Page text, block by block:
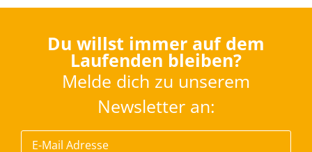
Du willst immer auf dem
Laufenden bleiben?
Melde dich zu unserem
Newsletter an: